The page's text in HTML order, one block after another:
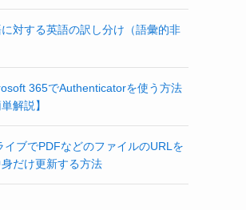
対する英語の訳し分け（語彙的非
365でAuthenticatorを使う方法
解説】
イブでPDFなどのファイルのURLを
だけ更新する方法